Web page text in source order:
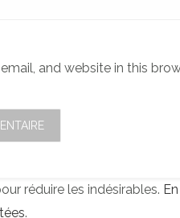
and website in this
réduire les indésirables.
.